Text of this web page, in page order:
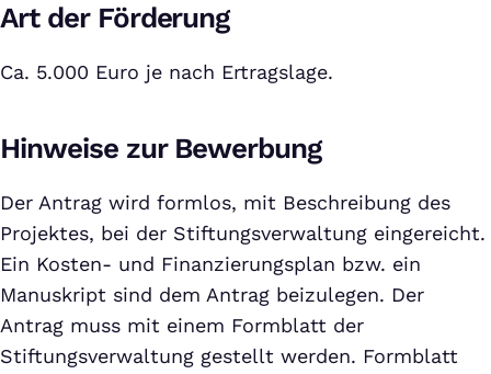
Art der Förderung
Ca. 5.000 Euro je nach Ertragslage.
Hinweise zur Bewerbung
Der Antrag wird formlos, mit Beschreibung des
Projektes, bei der Stiftungsverwaltung eingereicht.
Ein Kosten- und Finanzierungsplan bzw. ein
Manuskript sind dem Antrag beizulegen. Der
Antrag muss mit einem Formblatt der
Stiftungsverwaltung gestellt werden. Formblatt